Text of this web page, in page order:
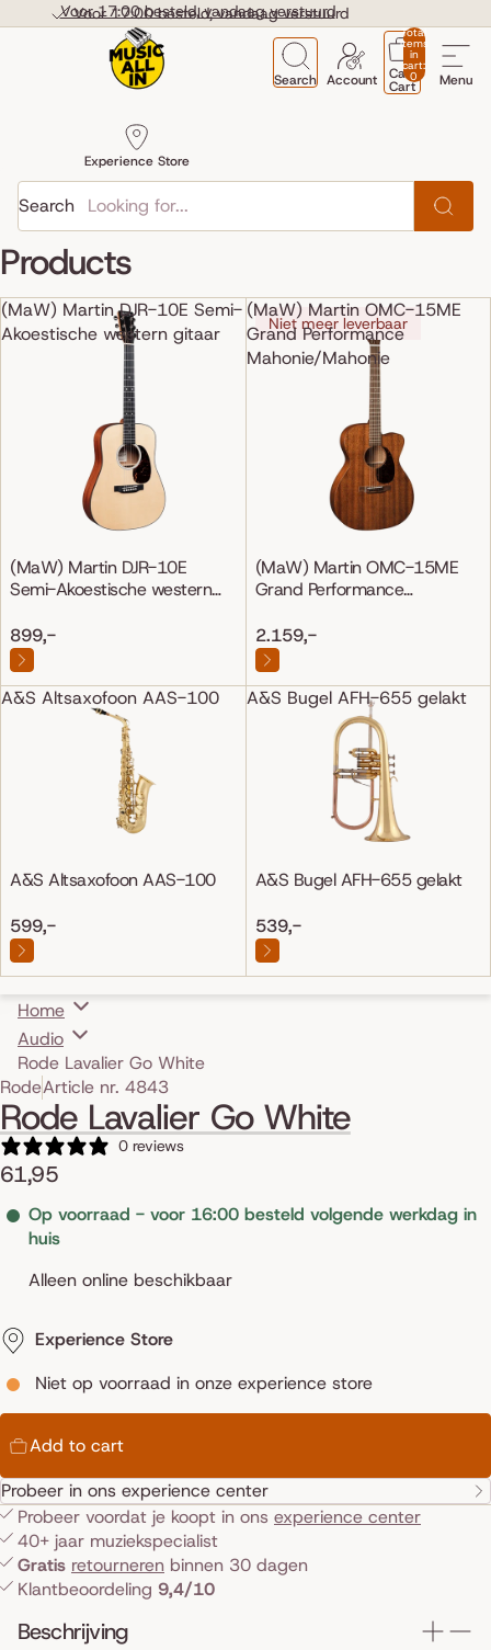
Voor 17:00 besteld, vandaag verstuurd
Voor 17:00 besteld, vandaag verstuurd
Menu
Search
Experience Store
Account
Total
items
in
cart:
0
Cart
Cart
Search
Products
(MaW) Martin DJR-10E Semi-
Akoestische western gitaar
(MaW) Martin DJR-10E
Semi-Akoestische western
899,-
(MaW) Martin OMC-15ME
Grand Performance
Mahonie/Mahonie
Niet meer leverbaar
(MaW) Martin OMC-15ME
Grand Performance
2.159,-
A&S Altsaxofoon AAS-100
A&S Altsaxofoon AAS-100
599,-
A&S Bugel AFH-655 gelakt
A&S Bugel AFH-655 gelakt
539,-
Home
Audio
Rode Lavalier Go White
Skip to product information
RodeArticle nr. 4843
Rode Lavalier Go White
0 reviews
61,95
Op voorraad - voor 16:00 besteld volgende werkdag in
huis
Alleen online beschikbaar
Experience Store
Niet op voorraad in onze experience store
Add to cart
Probeer in ons experience center
Probeer voordat je koopt in ons experience center
40+ jaar muziekspecialist
Gratis retourneren binnen 30 dagen
Klantbeoordeling 9,4/10
Beschrijving